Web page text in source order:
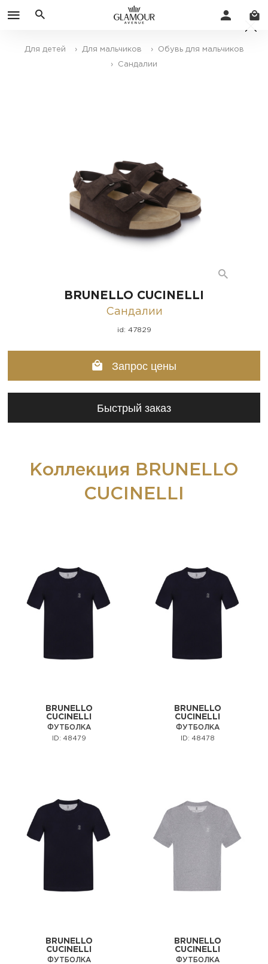
Для детей › Для мальчиков › Обувь для мальчиков
› Сандалии
BRUNELLO CUCINELLI
Сандалии
id: 47829
Запрос цены
Быстрый заказ
Коллекция BRUNELLO
CUCINELLI
BRUNELLO
CUCINELLI
ФУТБОЛКА
ID: 48479
BRUNELLO
CUCINELLI
ФУТБОЛКА
ID: 48478
BRUNELLO
CUCINELLI
ФУТБОЛКА
BRUNELLO
CUCINELLI
ФУТБОЛКА